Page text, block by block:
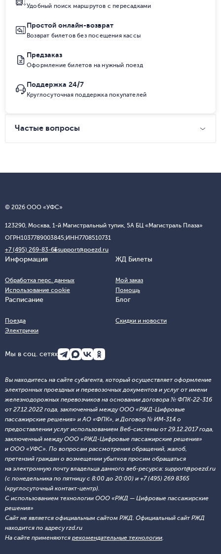
Удобный поиск маршрутов с пересадками
Простой онлайн-возврат
Возврат билетов без посещения кассы
Предзаказ
Оформление билетов на нужный поезд
Поддержка 24/7
Круглосуточная поддержка покупателей
Частые вопросы
© 2026 ООО «УФС»
123290, Москва, 1-й Магистральный тупик, 5А БЦ «Магистраль Плаза»
ОГРН1037789003845;ИНН7708510731
+7 (495) 269-83-65support@poezd.ru
Информация
Обработка перс. данных
Использование cookie
ЖД Билеты
Мой заказ
Помощь
Расписание
Поезда
Электрички
Блог
Скидки и новости
Мы в соц. сетях
Вы находитесь на сайте субагента, который осуществляет оформление
электронных проездных и перевозочных документов и услуг от имени
железнодорожных перевозчиков на основании договора № ФПК-22-316
от 27.12.2022 года, заключенный между ООО «РЖД-Цифровые
пассажирские решения» и АО «ФПК», и Договор № ИМ-314 о
предоставлении услуг использованием Веб-системы от 29.12.2017 года,
заключенный между ООО «РЖД-Цифровые пассажирские решения»
и ООО «УФС». По вопросам рассмотрения обращений, жалоб,
претензий граждан о возмещении убытков просим обращаться
на электронную почту владельца данного веб-ресурса: support@poezd.ru
(с понедельника по пятницу с 8:00 до 20:00) и +7 (495) 269 8365
(круглосуточный контакт-центр).
С использованием технологии ООО «РЖД — Цифровые пассажирские
решения»
Сайт не является официальным сайтом РЖД. Официальный сайт РЖД
находится по адресу rzd.ru
На сайте применяются рекомендательные технологии.